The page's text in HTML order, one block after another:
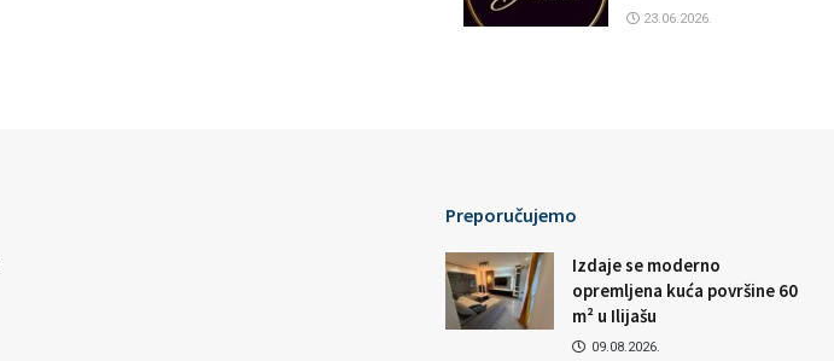
23.06.2026.
Preporučujemo
Izdaje se moderno
opremljena kuća površine 60
m² u Ilijašu
09.08.2026.